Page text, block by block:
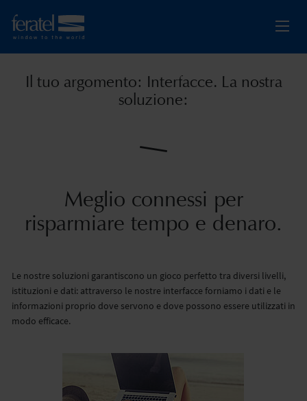
Il tuo argomento: Interfacce. La nostra
soluzione:
Meglio connessi per
risparmiare tempo e denaro.
Le nostre soluzioni garantiscono un gioco perfetto tra diversi livelli,
istituzioni e dati: attraverso le nostre interfacce forniamo i dati e le
informazioni proprio dove servono e dove possono essere utilizzati in
modo efficace.